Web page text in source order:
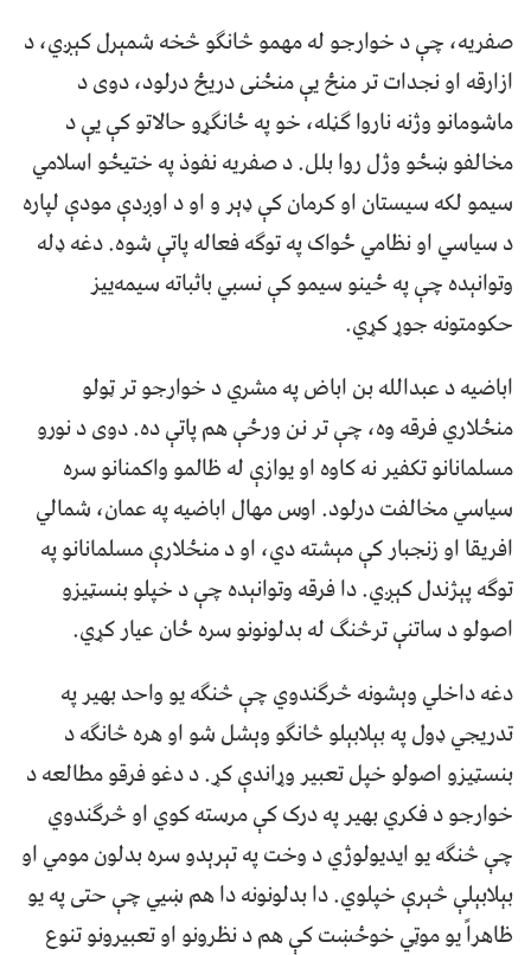
صفریه، چې د خوارجو له مهمو څانګو څخه شمېرل کېږي، د
ازارقه او نجدات تر منځ یې منځنی دریځ درلود، دوی د
ماشومانو وژنه ناروا ګڼله، خو په ځانګړو حالاتو کې یې د
مخالفو ښځو وژل روا بلل. د صفریه نفوذ په ختیځو اسلامي
سیمو لکه سیستان او کرمان کې ډېر و او د اوږدې مودې لپاره
د سیاسي او نظامي ځواک په توګه فعاله پاتې شوه. دغه ډله
وتوانېده چې په ځینو سیمو کې نسبي باثباته سیمه‌ییز
حکومتونه جوړ کړي.
اباضیه د عبدالله بن اباض په مشري د خوارجو تر ټولو
منځلاري فرقه وه، چې تر نن ورځې هم پاتې ده. دوی د نورو
مسلمانانو تکفیر نه کاوه او یوازې له ظالمو واکمنانو سره
سیاسي مخالفت درلود. اوس مهال اباضیه په عمان، شمالي
افریقا او زنجبار کې مېشته دي، او د منځلارې مسلمانانو په
توګه پېژندل کېږي. دا فرقه وتوانېده چې د خپلو بنسټیزو
اصولو د ساتنې ترڅنګ له بدلونونو سره ځان عیار کړي.
دغه داخلي وېشونه څرګندوي چې څنګه یو واحد بهیر په
تدریجي ډول په بېلابېلو څانګو وېشل شو او هره څانګه د
بنسټیزو اصولو خپل تعبیر وړاندې کړ. د دغو فرقو مطالعه د
خوارجو د فکري بهیر په درک کې مرسته کوي او څرګندوي
چې څنګه یو ایدیولوژي د وخت په تېرېدو سره بدلون مومي او
بېلابېلې څېرې خپلوي. دا بدلونونه دا هم ښيي چې حتی په یو
ظاهراً یو موټي خوځښت کې هم د نظرونو او تعبیرونو تنوع